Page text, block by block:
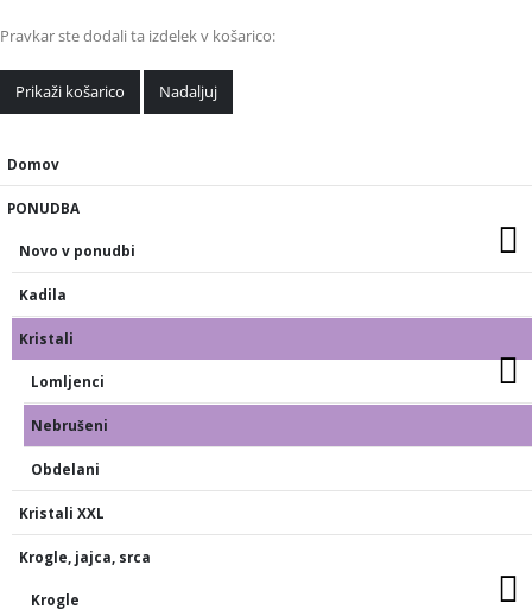
Pravkar ste dodali ta izdelek v košarico:
Prikaži košarico Nadaljuj
Domov
PONUDBA
Novo v ponudbi
Kadila
Kristali
Lomljenci
Nebrušeni
Obdelani
Kristali XXL
Krogle, jajca, srca
Krogle